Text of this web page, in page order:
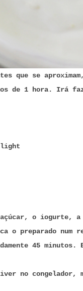
que se
de 1 hora. Irá
light
o iogurte,
o preparado
45
no